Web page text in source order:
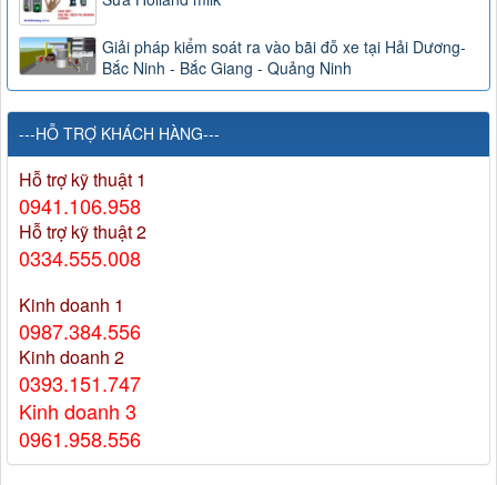
Giải pháp kiểm soát ra vào bãi đỗ xe tại Hải Dương-
Bắc Ninh - Bắc Giang - Quảng Ninh
---HỖ TRỢ KHÁCH HÀNG---
Hỗ trợ kỹ thuật 1
0941.106.958
Hỗ trợ kỹ thuật 2
0334.555.008
Kinh doanh 1
0987.384.556
Kinh doanh 2
0393.151.747
Kinh doanh 3
0961.958.556